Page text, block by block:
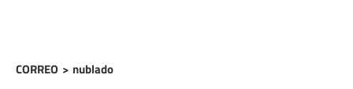
CORREO > nublado